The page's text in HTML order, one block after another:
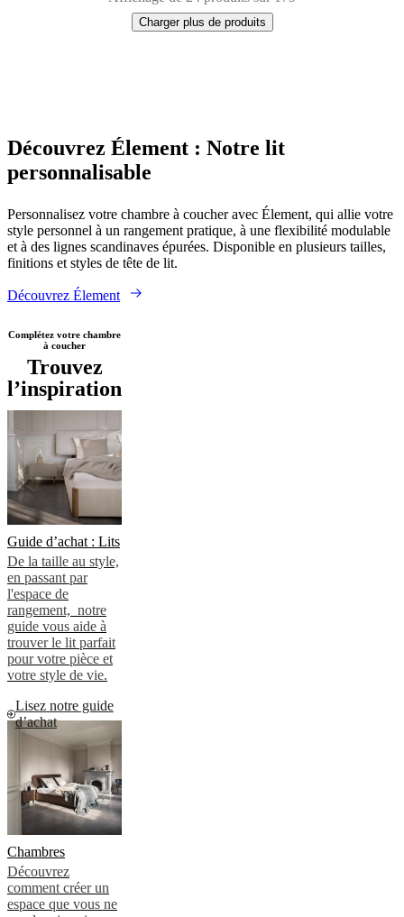
Charger plus de produits
page
clair NoirTissuBoisCuirL160xL200cmW90xL190cm
Découvrez Élement : Notre lit
personnalisable
Personnalisez votre chambre à coucher avec Élement, qui allie votre
style personnel à un rangement pratique, à une flexibilité modulable
et à des lignes scandinaves épurées. Disponible en plusieurs tailles,
finitions et styles de tête de lit.
Découvrez Élement
Complétez votre chambre
à coucher
Trouvez
l’inspiration
Guide d’achat : Lits
De la taille au style,
en passant par
l'espace de
rangement, notre
guide vous aide à
trouver le lit parfait
pour votre pièce et
votre style de vie.
Lisez notre guide
d’achat
Chambres
Découvrez
comment créer un
espace que vous ne